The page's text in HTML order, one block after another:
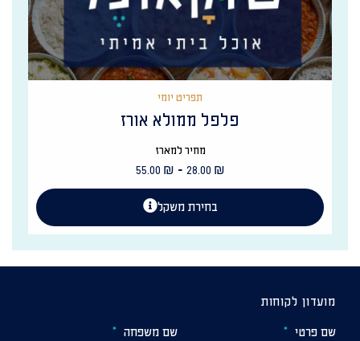
תפריט יומי
פלפל ממולא אורז
מחיר למארז
28.00 ₪
-
55.00 ₪
בחירת משקל
מועדון לקוחות
שם פרטי
שם משפחה